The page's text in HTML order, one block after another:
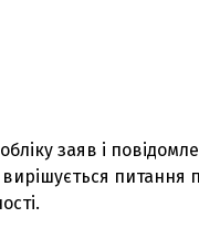
заяв і
питання